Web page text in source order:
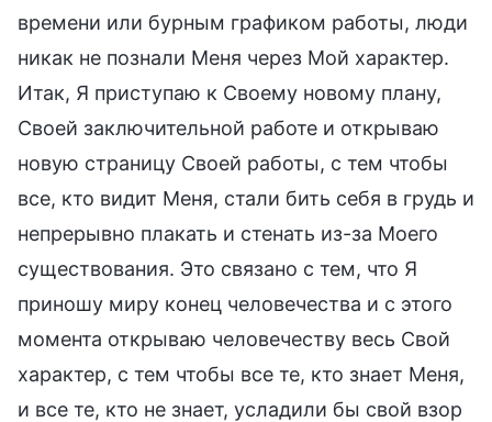
времени или бурным графиком работы, люди
никак не познали Меня через Мой характер.
Итак, Я приступаю к Своему новому плану,
Своей заключительной работе и открываю
новую страницу Своей работы, с тем чтобы
все, кто видит Меня, стали бить себя в грудь и
непрерывно плакать и стенать из-за Моего
существования. Это связано с тем, что Я
приношу миру конец человечества и с этого
момента открываю человечеству весь Свой
характер, с тем чтобы все те, кто знает Меня,
и все те, кто не знает, усладили бы свой взор